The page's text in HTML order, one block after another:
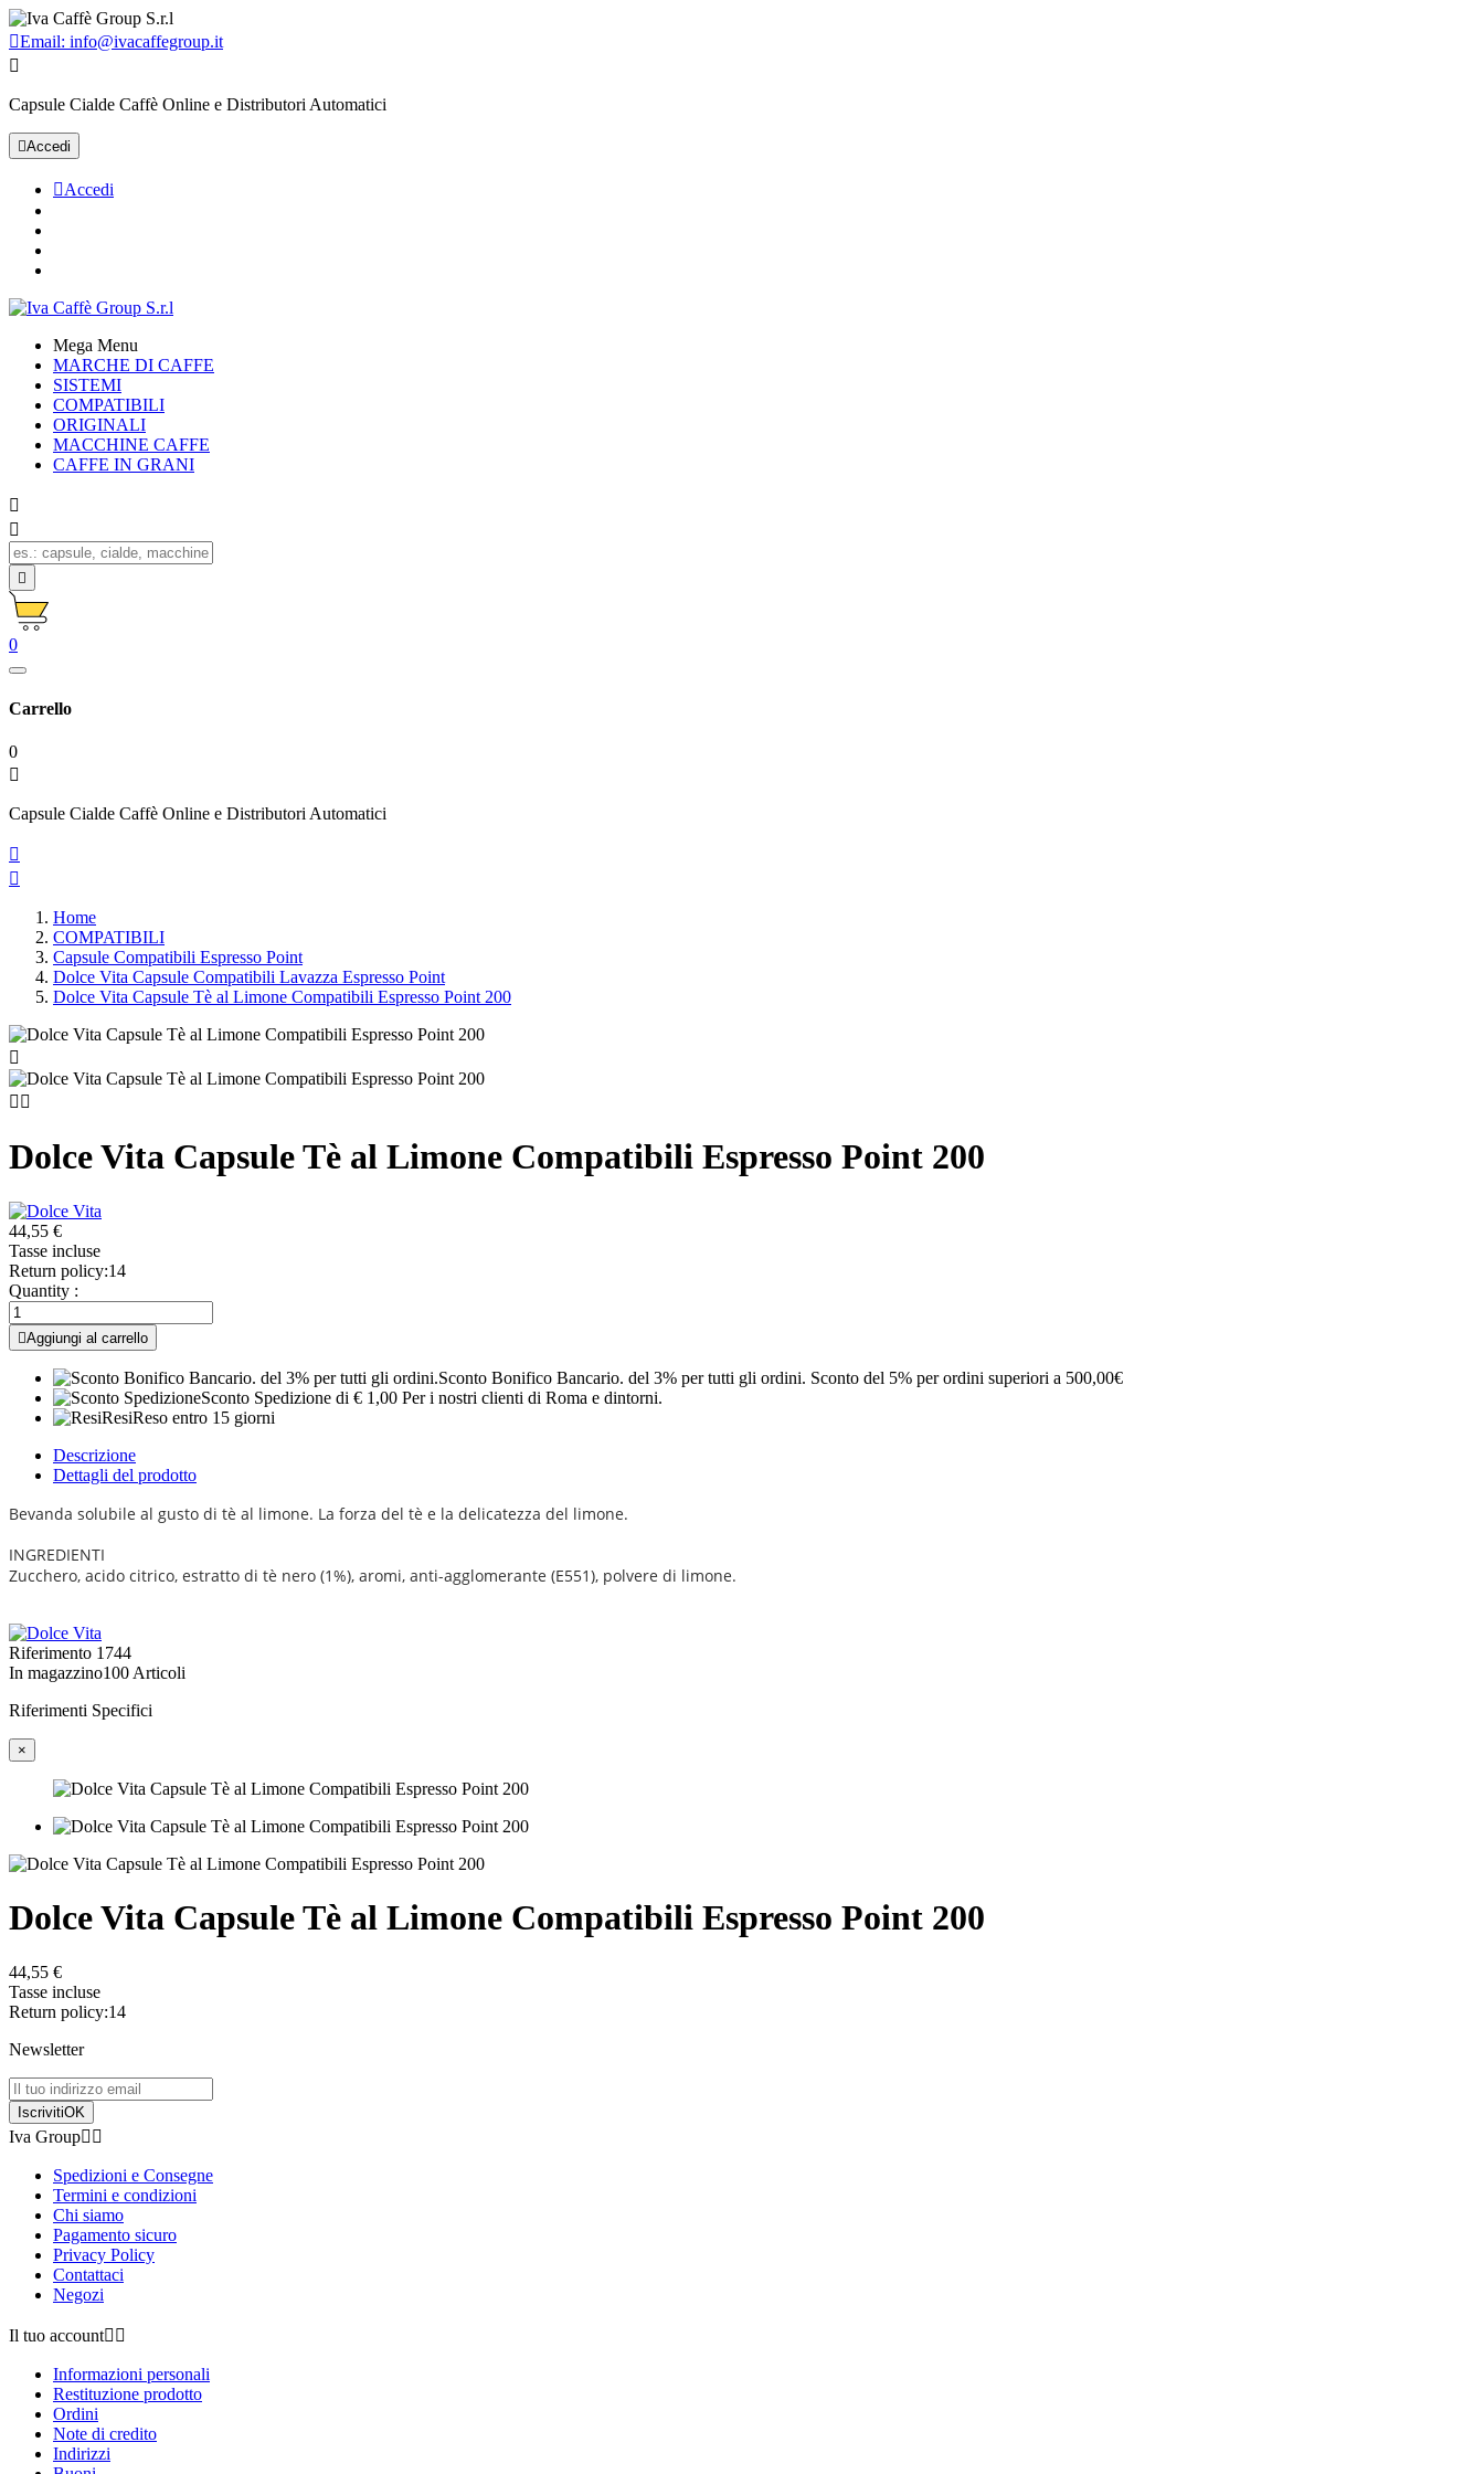
Email: info@ivacaffegroup.it

Capsule Cialde Caffè Online e Distributori Automatici
Accedi
Accedi
Mega Menu
MARCHE DI CAFFE
SISTEMI
COMPATIBILI
ORIGINALI
MACCHINE CAFFE
CAFFE IN GRANI



0
Carrello
0

Capsule Cialde Caffè Online e Distributori Automatici


Home
COMPATIBILI
Capsule Compatibili Espresso Point
Dolce Vita Capsule Compatibili Lavazza Espresso Point
Dolce Vita Capsule Tè al Limone Compatibili Espresso Point 200

 
Dolce Vita Capsule Tè al Limone Compatibili Espresso Point 200
44,55 €
Tasse incluse
Return policy:14
Quantity :
Aggiungi al carrello
Sconto Bonifico Bancario. del 3% per tutti gli ordini. Sconto del 5% per ordini superiori a 500,00€
Sconto Spedizione di € 1,00 Per i nostri clienti di Roma e dintorni.
ResiReso entro 15 giorni
Descrizione
Dettagli del prodotto
Bevanda solubile al gusto di tè al limone. La forza del tè e la delicatezza del limone.
INGREDIENTI
Zucchero, acido citrico, estratto di tè nero (1%), aromi, anti-agglomerante (E551), polvere di limone.
Riferimento 1744
In magazzino100 Articoli
Riferimenti Specifici
×
Dolce Vita Capsule Tè al Limone Compatibili Espresso Point 200
44,55 €
Tasse incluse
Return policy:14
Newsletter
IscrivitiOK
Iva Group 
Spedizioni e Consegne
Termini e condizioni
Chi siamo
Pagamento sicuro
Privacy Policy
Contattaci
Negozi
Il tuo account 
Informazioni personali
Restituzione prodotto
Ordini
Note di credito
Indirizzi